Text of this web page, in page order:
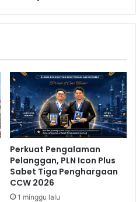
Perkuat Pengalaman
Pelanggan, PLN Icon Plus
Sabet Tiga Penghargaan
CCW 2026
1 minggu lalu